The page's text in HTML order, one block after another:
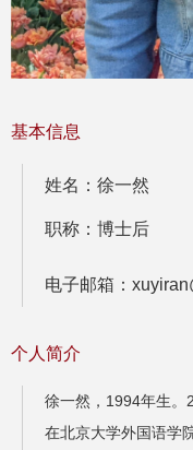
基本信息
姓名：徐一然
职称：博士后
电子邮箱：
个人简介
徐一然，1994年生。
在北京大学外国语学